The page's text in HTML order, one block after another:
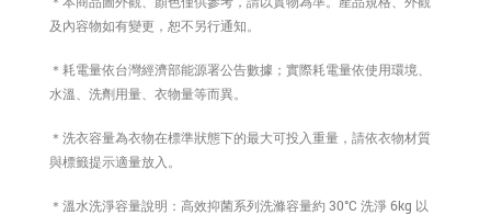
及內容物如有變更，恕不另行通知。
＊耗電量依台灣經濟部能源署公告數據；實際耗電量依使用環境、
水溫、洗劑用量、衣物量等而異。
＊洗衣容量為衣物在標準狀態下的最大可投入重量，請依衣物材質
與標籤提示適量放入。
＊溫水洗淨容量說明：高效抑菌系列洗滌容量約 30°C 洗淨 6kg 以